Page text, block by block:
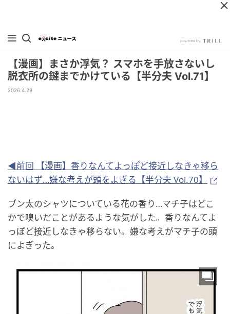
【漫画】まさか浮気？ スマホを手放さないし
脱衣所の鍵までかけている【半分夫 Vol.71】
2026.4.29
◀前回 【漫画】香りなんてよっぽど接近しなきゃ移ら
ないはず…嫌な考えが頭をよぎる【半分夫 Vol.70】
ブン太のシャツについている花の香り…マチ子はどこ
かで嗅いだことがあるような気がした。香りなんてよ
っぽど接近しなきゃ移らない。嫌な考えがマチ子の頭
によぎった。